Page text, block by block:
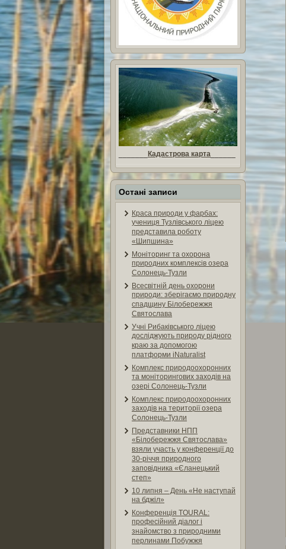
Кадастрова карта
Остані записи
Краса природи у фарбах:
учениця Тузлівського ліцею
представила роботу
«Шипшина»
Моніторинг та охорона
природних комплексів озера
Солонець-Тузли
Всесвітній день охорони
природи: зберігаємо природну
спадщину Білобережжя
Святослава
Учні Рибаківського ліцею
досліджують природу рідного
краю за допомогою
платформи iNaturalist
Комплекс природоохоронних
та моніторингових заходів на
озері Солонець-Тузли
Комплекс природоохоронних
заходів на території озера
Солонець-Тузли
Представники НПП
«Білобережжя Святослава»
взяли участь у конференції до
30-річчя природного
заповідника «Єланецький
степ»
10 липня – День «Не наступай
на бджіл»
Конференція TOURAL:
професійний діалог і
знайомство з природними
перлинами Побужжя